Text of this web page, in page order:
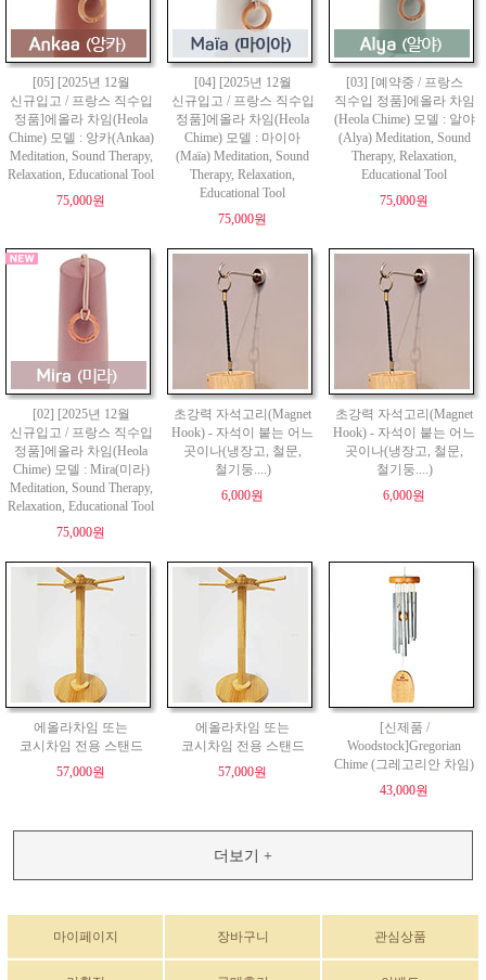
[05] [2025년 12월
신규입고 / 프랑스 직수입
정품]에올라 차임(Heola
Chime) 모델 : 앙카(Ankaa)
Meditation, Sound Therapy,
Relaxation, Educational Tool
75,000원
[04] [2025년 12월
신규입고 / 프랑스 직수입
정품]에올라 차임(Heola
Chime) 모델 : 마이아
(Maïa) Meditation, Sound
Therapy, Relaxation,
Educational Tool
75,000원
[03] [예약중 / 프랑스
직수입 정품]에올라 차임
(Heola Chime) 모델 : 알야
(Alya) Meditation, Sound
Therapy, Relaxation,
Educational Tool
75,000원
[02] [2025년 12월
신규입고 / 프랑스 직수입
정품]에올라 차임(Heola
Chime) 모델 : Mira(미라)
Meditation, Sound Therapy,
Relaxation, Educational Tool
75,000원
초강력 자석고리(Magnet
Hook) - 자석이 붙는 어느
곳이나(냉장고, 철문,
철기둥....)
6,000원
초강력 자석고리(Magnet
Hook) - 자석이 붙는 어느
곳이나(냉장고, 철문,
철기둥....)
6,000원
에올라차임 또는
코시차임 전용 스탠드
57,000원
에올라차임 또는
코시차임 전용 스탠드
57,000원
[신제품 /
Woodstock]Gregorian
Chime (그레고리안 차임)
43,000원
더보기 +
마이페이지 장바구니 관심상품